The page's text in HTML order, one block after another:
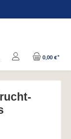
0,00 €*